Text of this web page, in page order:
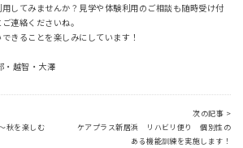
してみませんか？見学や体験利用のご相談も随時受け付
連絡くださいね。
きることを楽しみにしています！
・越智・大澤
秋を楽しむ
次の記事 >
ケアプラス新居浜 リハビリ便り 個別性の
ある機能訓練を実施します！